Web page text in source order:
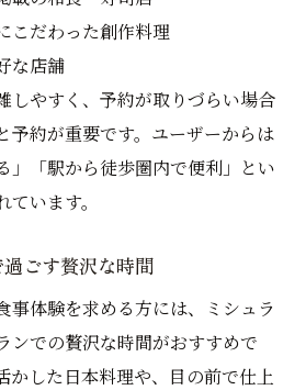
こだわった創作料理
な店舗
しやすく、予約が取りづらい場合
予約が重要です。ユーザーからは
」「駅から徒歩圏内で便利」とい
います。
ごす贅沢な時間
事体験を求める方には、ミシュラ
ンでの贅沢な時間がおすすめで
かした日本料理や、目の前で仕上